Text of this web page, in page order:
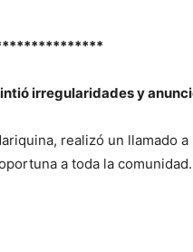
irregularidades y
realizó un llamado
a toda la comunidad.